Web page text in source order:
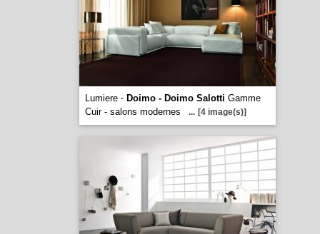
Lumiere - Doimo - Doimo Salotti Gamme
Cuir - salons modernes
... [4 image(s)]